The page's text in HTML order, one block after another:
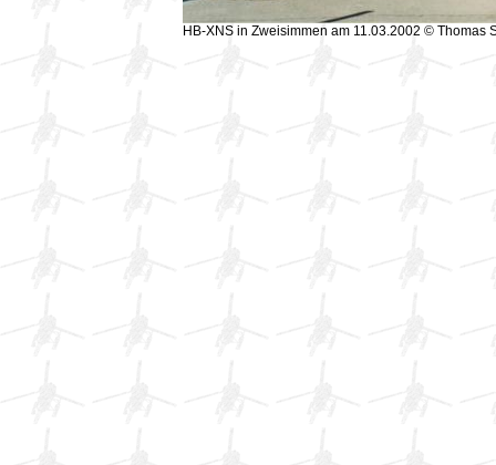
HB-XNS in Zweisimmen am 11.03.2002 © Thomas